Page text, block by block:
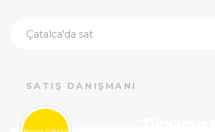
SATIŞ DANIŞMANI